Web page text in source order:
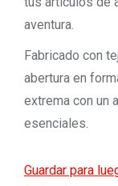
aventura.
Fabricado con
abertura en
extrema con un
esenciales.
Guardar para